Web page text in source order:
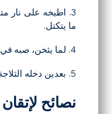
3. اطبخه على نار
ما يتكتل.
4. لما يثخن، صبه في صحون التقديم وخله يبرد على حرارة الغرفة.
5. بعدين دخله الثلاجة لين يتماسك.
نصائح